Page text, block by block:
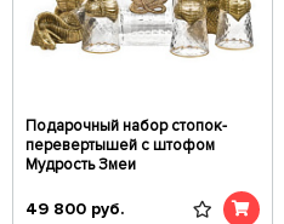
Подарочный набор стопок-
перевертышей c штофом
Мудрость Змеи
49 800 руб.